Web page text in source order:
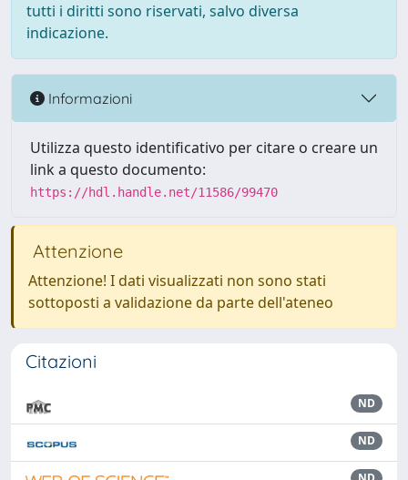
tutti i diritti sono riservati, salvo diversa
indicazione.
Informazioni
Utilizza questo identificativo per citare o creare un
link a questo documento:
https://hdl.handle.net/11586/99470
Attenzione
Attenzione! I dati visualizzati non sono stati
sottoposti a validazione da parte dell'ateneo
Citazioni
ND
ND